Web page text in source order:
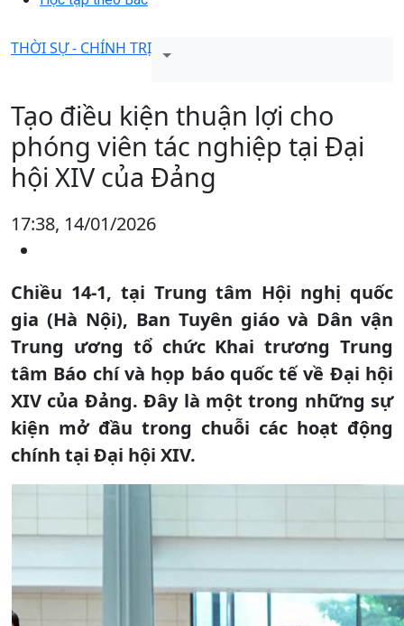
THỜI SỰ - CHÍNH TRỊ
Tạo điều kiện thuận lợi cho
phóng viên tác nghiệp tại Đại
hội XIV của Đảng
17:38, 14/01/2026
Chiều 14-1, tại Trung tâm Hội nghị quốc
gia (Hà Nội), Ban Tuyên giáo và Dân vận
Trung ương tổ chức Khai trương Trung
tâm Báo chí và họp báo quốc tế về Đại hội
XIV của Đảng. Đây là một trong những sự
kiện mở đầu trong chuỗi các hoạt động
chính tại Đại hội XIV.